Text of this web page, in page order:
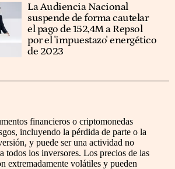
La Audiencia Nacional
suspende de forma cautelar
el pago de 152,4M a Repsol
por el 'impuestazo' energético
de 2023
financieros o criptomonedas
incluyendo la pérdida de parte o la
y puede ser una actividad no
todos los inversores. Los precios de las
extremadamente volátiles y pueden